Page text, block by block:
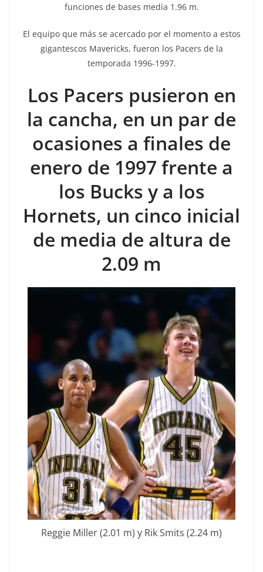
funciones de bases medía 1.96 m.
El equipo que más se acercado por el momento a estos
gigantescos Mavericks, fueron los Pacers de la
temporada 1996-1997.
Los Pacers pusieron en
la cancha, en un par de
ocasiones a finales de
enero de 1997 frente a
los Bucks y a los
Hornets, un cinco inicial
de media de altura de
2.09 m
Reggie Miller (2.01 m) y Rik Smits (2.24 m)